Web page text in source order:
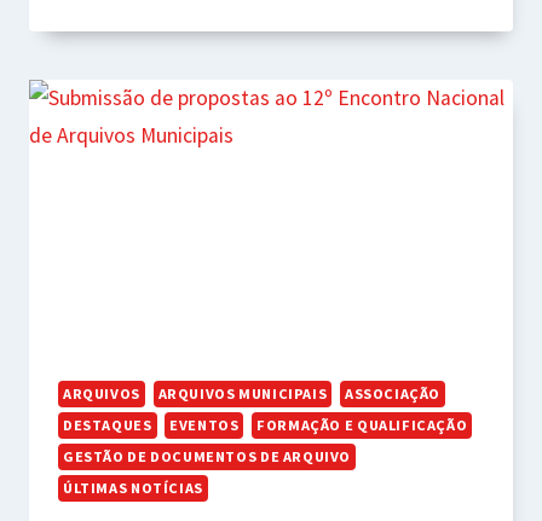
ARQUIVOS ARQUIVOS MUNICIPAIS
ASSOCIAÇÃO
DESTAQUES
EVENTOS
FORMAÇÃO E QUALIFICAÇÃO
GESTÃO DE DOCUMENTOS DE ARQUIVO
ÚLTIMAS NOTÍCIAS